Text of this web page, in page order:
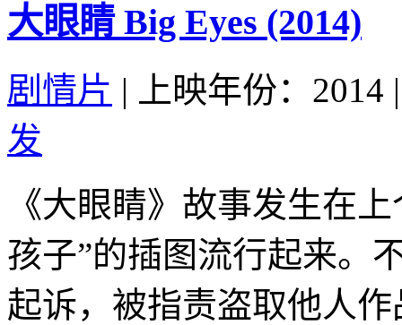
大眼睛 Big Eyes (2014)
剧情片 | 上映年份：2014 |
发
《大眼睛》故事发生在
孩子”的插图流行起来。
起诉，被指责盗取他人